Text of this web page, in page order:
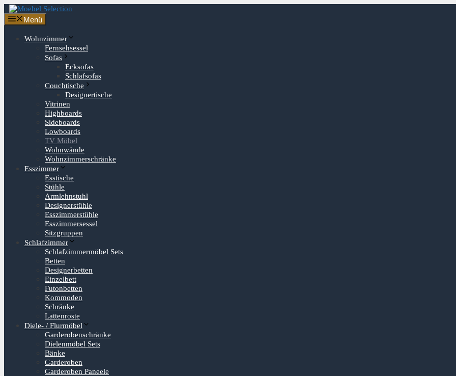
Zum
Inhalt
springen
Menü
Wohnzimmer
Fernsehsessel
Sofas
Ecksofas
Schlafsofas
Couchtische
Designertische
Vitrinen
Highboards
Sideboards
Lowboards
TV Möbel
Wohnwände
Wohnzimmerschränke
Esszimmer
Esstische
Stühle
Armlehnstuhl
Designerstühle
Esszimmerstühle
Esszimmersessel
Sitzgruppen
Schlafzimmer
Schlafzimmermöbel Sets
Betten
Designerbetten
Einzelbett
Futonbetten
Kommoden
Schränke
Lattenroste
Diele- / Flurmöbel
Garderobenschränke
Dielenmöbel Sets
Bänke
Garderoben
Garderoben Paneele